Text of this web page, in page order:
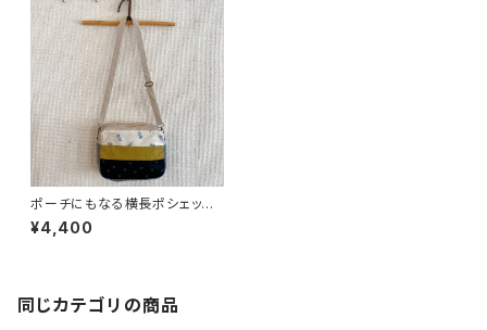
ポーチにもなる横長ポシェット
（つぶネコ）
¥4,400
同じカテゴリの商品